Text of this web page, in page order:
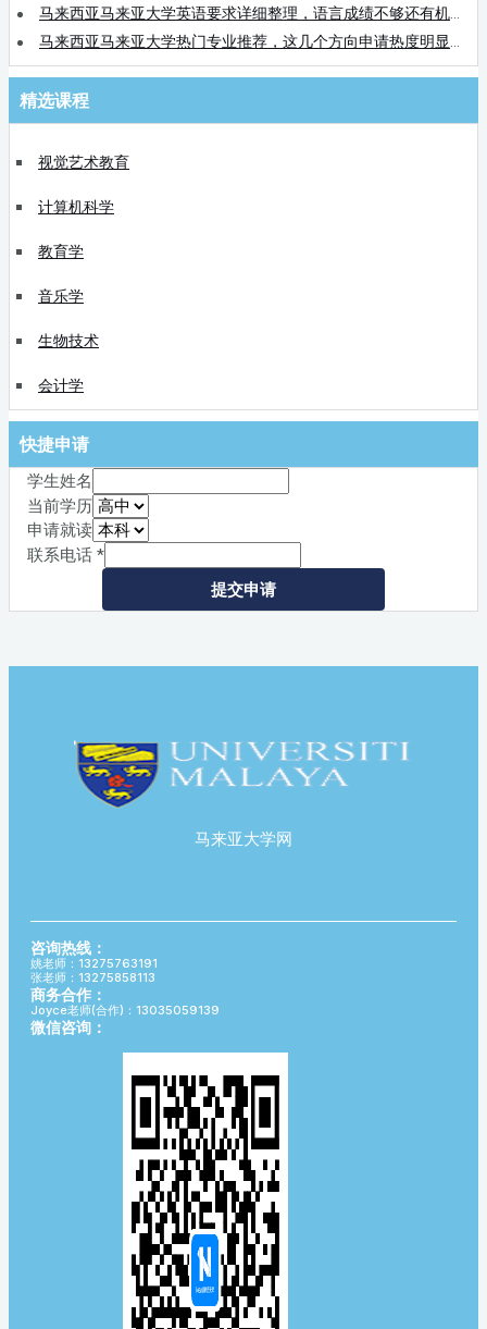
精选课程
视觉艺术教育
计算机科学
教育学
音乐学
生物技术
会计学
快捷申请
学生姓名
当前学历
申请就读
联系电话 *
提交申请
马来亚大学网
咨询热线：
姚老师：13275763191
张老师：13275858113
商务合作：
Joyce老师(合作)：13035059139
微信咨询：